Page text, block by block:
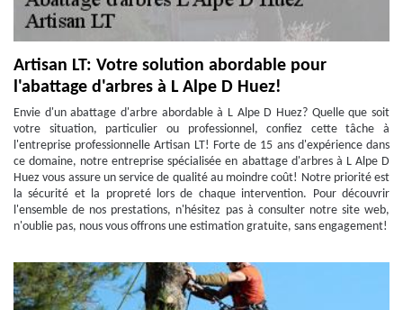
Artisan LT: Votre solution abordable pour
l'abattage d'arbres à L Alpe D Huez!
Envie d'un abattage d'arbre abordable à L Alpe D Huez? Quelle que soit
votre situation, particulier ou professionnel, confiez cette tâche à
l'entreprise professionnelle Artisan LT! Forte de 15 ans d'expérience dans
ce domaine, notre entreprise spécialisée en abattage d'arbres à L Alpe D
Huez vous assure un service de qualité au moindre coût! Notre priorité est
la sécurité et la propreté lors de chaque intervention. Pour découvrir
l'ensemble de nos prestations, n'hésitez pas à consulter notre site web,
n'oublie pas, nous vous offrons une estimation gratuite, sans engagement!